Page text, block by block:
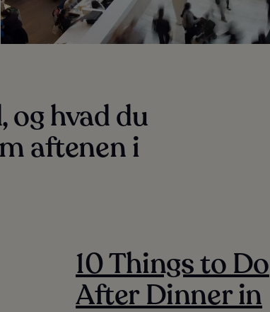
og hvad du
aftenen i
10 Things to Do
After Dinner in